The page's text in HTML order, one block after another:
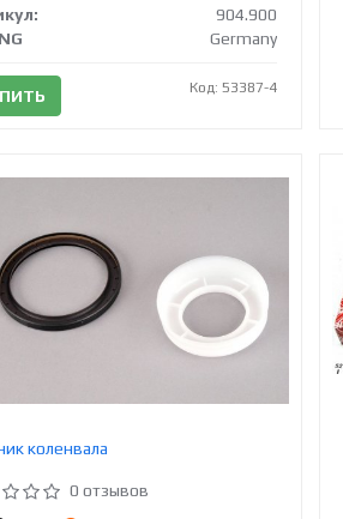
904.900
Germany
Код: 53387-4
коленвала
0 отзывов